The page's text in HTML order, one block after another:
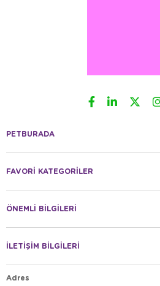
PETBURADA
FAVORİ KATEGORİLER
ÖNEMLİ BİLGİLERİ
İLETİŞİM BİLGİLERİ
Adres